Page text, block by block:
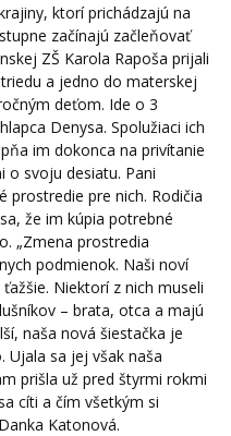
ktorí prichádzajú na
začínajú začleňovať
ZŠ Karola Rapoša prijali
a jedno do materskej
deťom. Ide o 3
Denysa. Spolužiaci ich
im dokonca na privítanie
o svoju desiatu. Pani
prostredie pre nich. Rodičia
že im kúpia potrebné
„Zmena prostredia
podmienok. Naši noví
Niektorí z nich museli
– brata, otca a majú
naša nová šiestačka je
sa jej však naša
prišla už pred štyrmi rokmi
cíti a čím všetkým si
Katonová.